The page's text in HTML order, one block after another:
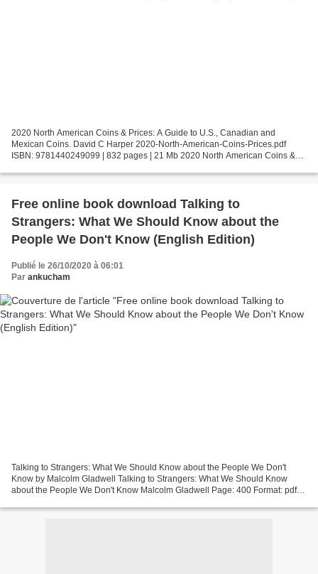
2020 North American Coins & Prices: A Guide to U.S., Canadian and
Mexican Coins. David C Harper 2020-North-American-Coins-Prices.pdf
ISBN: 9781440249099 | 832 pages | 21 Mb 2020 North American Coins &
Free online book download Talking to
Strangers: What We Should Know about the
People We Don't Know (English Edition)
Publié le 26/10/2020 à 06:01
Par ankucham
Talking to Strangers: What We Should Know about the People We Don't
Know by Malcolm Gladwell Talking to Strangers: What We Should Know
about the People We Don't Know Malcolm Gladwell Page: 400 Format: pdf,